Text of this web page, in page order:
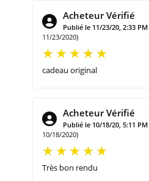
Acheteur Vérifié
Publié le 11/23/20, 2:33 PM
11/23/2020)
cadeau original
Acheteur Vérifié
Publié le 10/18/20, 5:11 PM
10/18/2020)
Très bon rendu